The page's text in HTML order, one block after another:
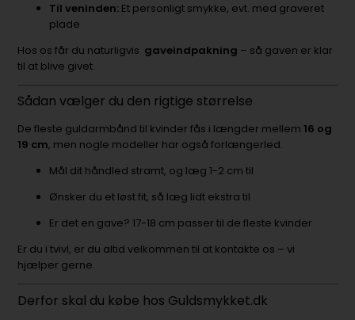
Til veninden: Et personligt smykke, evt. med graveret
plade
Hos os får du naturligvis gaveindpakning – så gaven er klar
til at blive givet.
Sådan vælger du den rigtige størrelse
De fleste guldarmbånd til kvinder fås i længder mellem16 og
19 cm, men nogle modeller har også forlængerled.
Mål dit håndled stramt, og læg 1-2 cm til
Ønsker du et løst fit, så læg lidt ekstra til
Er det en gave? 17-18 cm passer til de fleste kvinder
Er du i tvivl, er du altid velkommen til at kontakte os – vi
hjælper gerne.
Derfor skal du købe hos Guldsmykket.dk